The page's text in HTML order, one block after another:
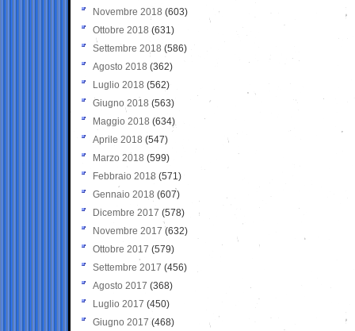
Novembre 2018 (603)
Ottobre 2018 (631)
Settembre 2018 (586)
Agosto 2018 (362)
Luglio 2018 (562)
Giugno 2018 (563)
Maggio 2018 (634)
Aprile 2018 (547)
Marzo 2018 (599)
Febbraio 2018 (571)
Gennaio 2018 (607)
Dicembre 2017 (578)
Novembre 2017 (632)
Ottobre 2017 (579)
Settembre 2017 (456)
Agosto 2017 (368)
Luglio 2017 (450)
Giugno 2017 (468)